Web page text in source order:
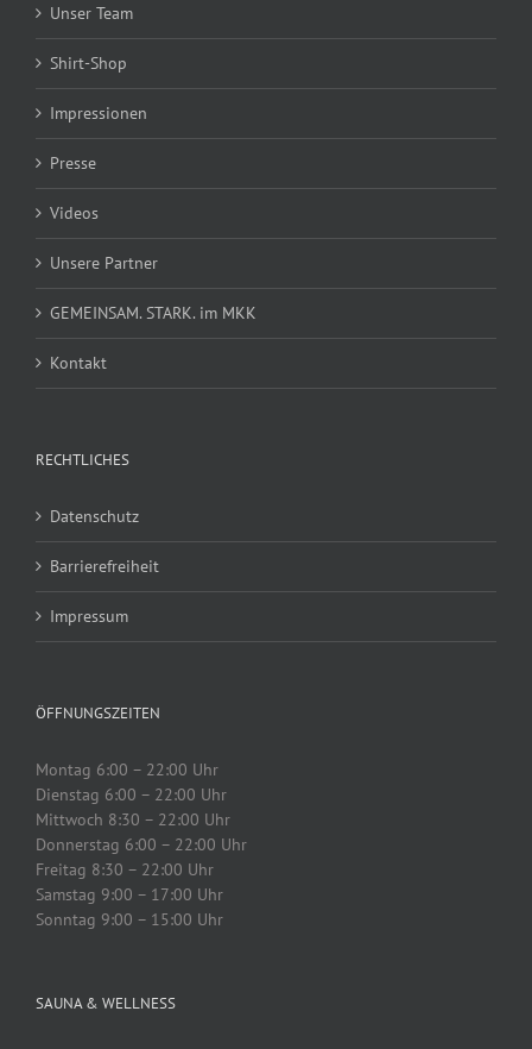
Unser Team
Shirt-Shop
Impressionen
Presse
Videos
Unsere Partner
GEMEINSAM. STARK. im MKK
Kontakt
RECHTLICHES
Datenschutz
Barrierefreiheit
Impressum
ÖFFNUNGSZEITEN
Montag 6:00 – 22:00 Uhr
Dienstag 6:00 – 22:00 Uhr
Mittwoch 8:30 – 22:00 Uhr
Donnerstag 6:00 – 22:00 Uhr
Freitag 8:30 – 22:00 Uhr
Samstag 9:00 – 17:00 Uhr
Sonntag 9:00 – 15:00 Uhr
SAUNA & WELLNESS